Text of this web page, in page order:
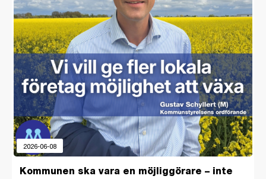
2026-06-08
Kommunen ska vara en möjliggörare – inte